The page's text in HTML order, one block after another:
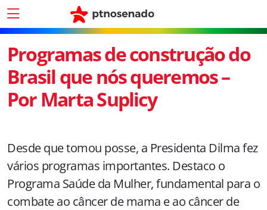
Programas de construção do
Brasil que nós queremos –
Por Marta Suplicy
Desde que tomou posse, a Presidenta Dilma fez
vários programas importantes. Destaco o
Programa Saúde da Mulher, fundamental para o
combate ao câncer de mama e ao câncer de